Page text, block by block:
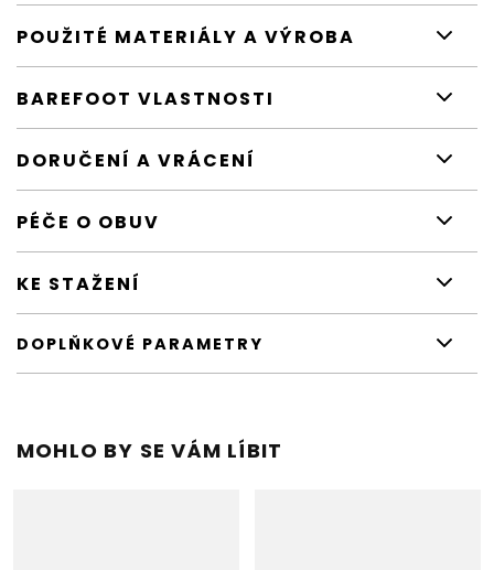
POUŽITÉ MATERIÁLY A VÝROBA
BAREFOOT VLASTNOSTI
DORUČENÍ A VRÁCENÍ
PÉČE O OBUV
KE STAŽENÍ
DOPLŇKOVÉ PARAMETRY
MOHLO BY SE VÁM LÍBIT